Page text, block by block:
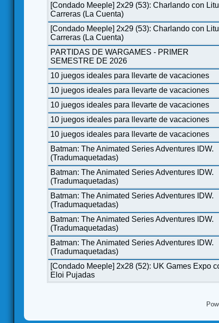
[Condado Meeple] 2x29 (53): Charlando con
Carreras (La Cuenta)
[Condado Meeple] 2x29 (53): Charlando con
Carreras (La Cuenta)
PARTIDAS DE WARGAMES - PRIMER
SEMESTRE DE 2026
10 juegos ideales para llevarte de vacaciones
10 juegos ideales para llevarte de vacaciones
10 juegos ideales para llevarte de vacaciones
10 juegos ideales para llevarte de vacaciones
10 juegos ideales para llevarte de vacaciones
Batman: The Animated Series Adventures IDW.
(Tradumaquetadas)
Batman: The Animated Series Adventures IDW.
(Tradumaquetadas)
Batman: The Animated Series Adventures IDW.
(Tradumaquetadas)
Batman: The Animated Series Adventures IDW.
(Tradumaquetadas)
Batman: The Animated Series Adventures IDW.
(Tradumaquetadas)
[Condado Meeple] 2x28 (52): UK Games Expo
Eloi Pujadas